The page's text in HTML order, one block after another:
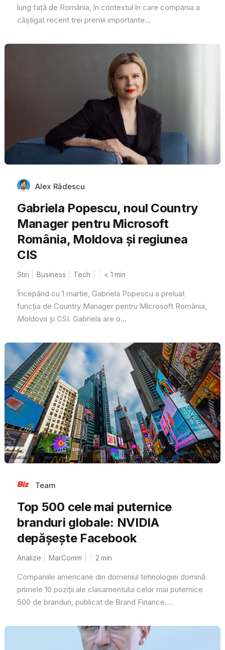
lung față de România, în contextul în care compania a
câștigat recent trei premii importante...
Alex Rădescu
Gabriela Popescu, noul Country
Manager pentru Microsoft
România, Moldova și regiunea
CIS
Stiri Business Tech < 1 min
Începând cu 1 martie, Gabriela Popescu a preluat
funcția de Country Manager pentru Microsoft România,
Moldova și CSI. Gabriela are o...
Team
Top 500 cele mai puternice
branduri globale: NVIDIA
depășește Facebook
Analize MarComm 2 min
Companiile americane din domeniul tehnologiei domină
primele 10 poziții ale clasamentului celor mai puternice
500 de branduri, publicat de Brand Finance....